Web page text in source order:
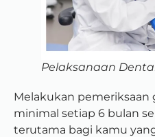
Pelaksanaan
Melakukan pemeriksaan
minimal setiap 6 bulan
terutama bagi kamu